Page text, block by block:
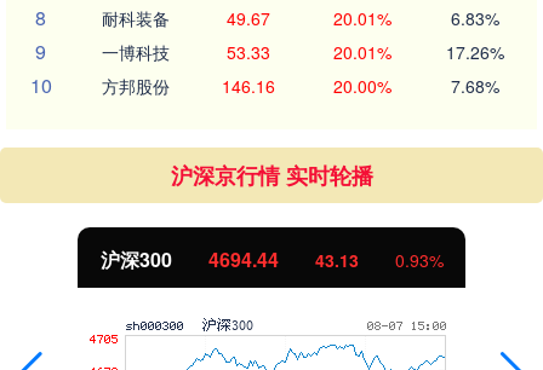
8 耐科装备 49.67 20.01% 6.83%
9 一博科技 53.33 20.01% 17.26%
10 方邦股份 146.16 20.00% 7.68%
沪深京行情 实时轮播
北证50 1134.24 11.37 1.01%